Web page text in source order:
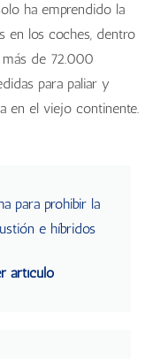
ha emprendido la
en los coches, dentro
de 72.000
para paliar y
en el viejo continente.
para prohibir la
e híbridos
artículo